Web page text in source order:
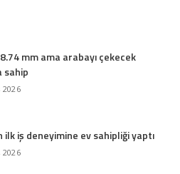
mm ama arabayı çekecek
sahip
2026
ilk iş deneyimine ev sahipliği yaptı
2026